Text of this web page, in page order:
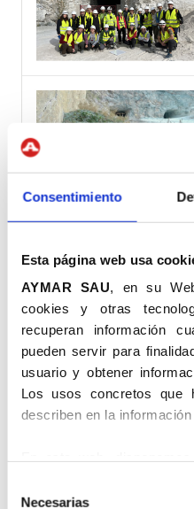
Consentimiento
Esta página web usa
AYMAR SAU, en su
cookies y otras
recuperan información
pueden servir para
usuario y obtener
Los usos concretos que
describen en la
información sobre las
Necesarias